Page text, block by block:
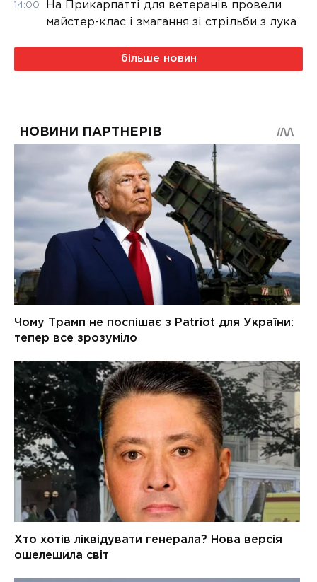
14:00
На Прикарпатті для ветеранів провели
майстер-клас і змагання зі стрільби з лука
більше новин